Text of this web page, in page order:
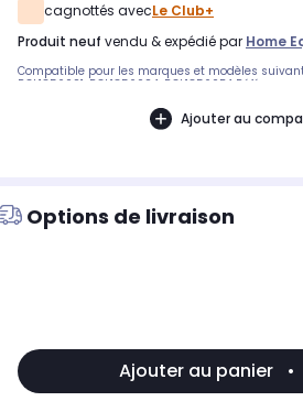
cagnottés avecLe Club+
produit neuf vendu & expédié par Home
Compatible pour les marques et modèles suivants
RCL18560S1, RCL18560S4, RCL18560B4
compatibles :REFRIGERATEUR COMBINE LISTO
COMBINE LISTO RCL185-60B4, REFRIGERATEUR
Ajouter au
Options de livraison
Ajouter au panier •